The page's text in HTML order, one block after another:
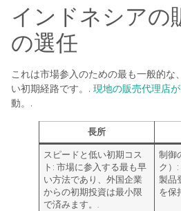
インドネシアの
の選任
これは市場参入のための最も一般的な
い初期経路です。. 現地の販売代理店が
動。.
長所
スピードと低い初期コス
ト: 市場に参入する最も早
い方法であり、外国企業
からの初期投資は最小限
で済みます。.
制御
ク）:
製品
を保